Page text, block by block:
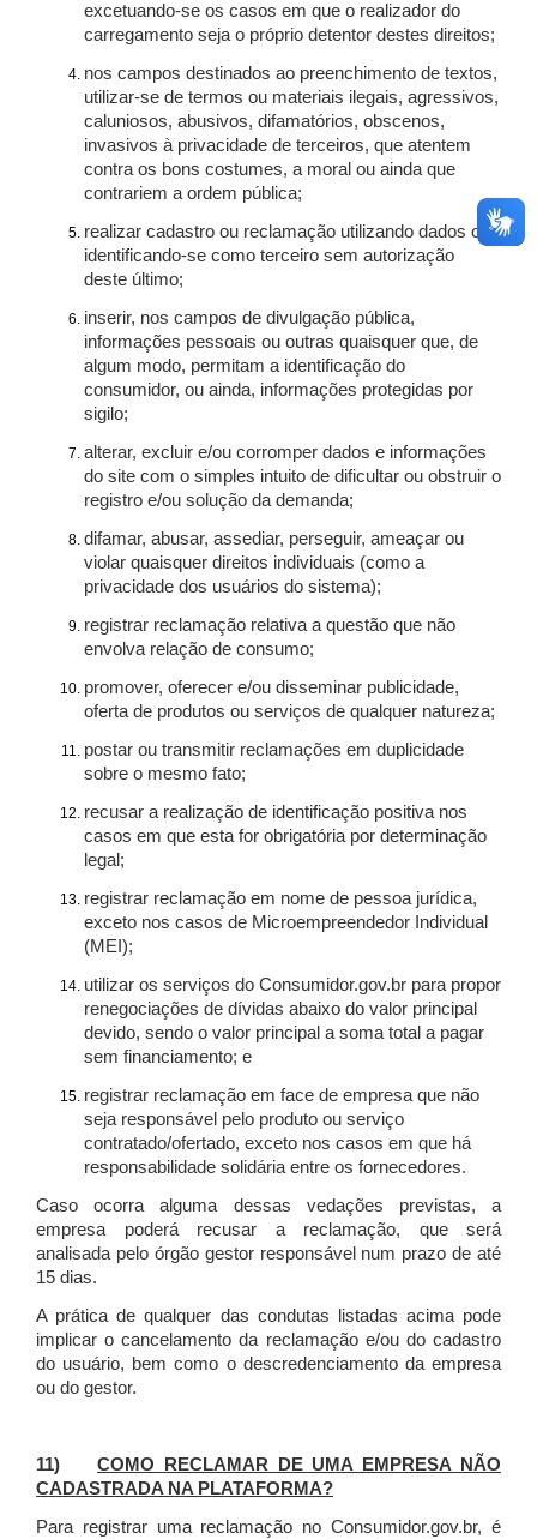
excetuando-se os casos em que o realizador do
carregamento seja o próprio detentor destes direitos;
nos campos destinados ao preenchimento de textos,
utilizar-se de termos ou materiais ilegais, agressivos,
caluniosos, abusivos, difamatórios, obscenos,
invasivos à privacidade de terceiros, que atentem
contra os bons costumes, a moral ou ainda que
contrariem a ordem pública;
realizar cadastro ou reclamação utilizando dados ou
identificando-se como terceiro sem autorização
deste último;
inserir, nos campos de divulgação pública,
informações pessoais ou outras quaisquer que, de
algum modo, permitam a identificação do
consumidor, ou ainda, informações protegidas por
sigilo;
alterar, excluir e/ou corromper dados e informações
do site com o simples intuito de dificultar ou obstruir o
registro e/ou solução da demanda;
difamar, abusar, assediar, perseguir, ameaçar ou
violar quaisquer direitos individuais (como a
privacidade dos usuários do sistema);
registrar reclamação relativa a questão que não
envolva relação de consumo;
promover, oferecer e/ou disseminar publicidade,
oferta de produtos ou serviços de qualquer natureza;
postar ou transmitir reclamações em duplicidade
sobre o mesmo fato;
recusar a realização de identificação positiva nos
casos em que esta for obrigatória por determinação
legal;
registrar reclamação em nome de pessoa jurídica,
exceto nos casos de Microempreendedor Individual
(MEI);
utilizar os serviços do Consumidor.gov.br para propor
renegociações de dívidas abaixo do valor principal
devido, sendo o valor principal a soma total a pagar
sem financiamento; e
registrar reclamação em face de empresa que não
seja responsável pelo produto ou serviço
contratado/ofertado, exceto nos casos em que há
responsabilidade solidária entre os fornecedores.
Caso ocorra alguma dessas vedações previstas, a
empresa poderá recusar a reclamação, que será
analisada pelo órgão gestor responsável num prazo de até
15 dias.
A prática de qualquer das condutas listadas acima pode
implicar o cancelamento da reclamação e/ou do cadastro
do usuário, bem como o descredenciamento da empresa
ou do gestor.
11)COMO RECLAMAR DE UMA EMPRESA NÃO
CADASTRADA NA PLATAFORMA?
Para registrar uma reclamação no Consumidor.gov.br, é